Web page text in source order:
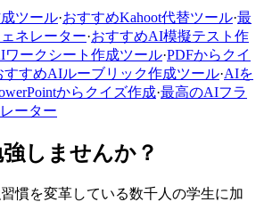
ツール·おすすめKahoot代替ツール·最
ネレーター·おすすめAI模擬テスト作
ワークシート作成ツール·PDFからクイ
すすめAIルーブリック作成ツール·AIを
からクイズ作成·最高のAIフラ
ーター
しませんか？
慣を変革している数千人の学生に加